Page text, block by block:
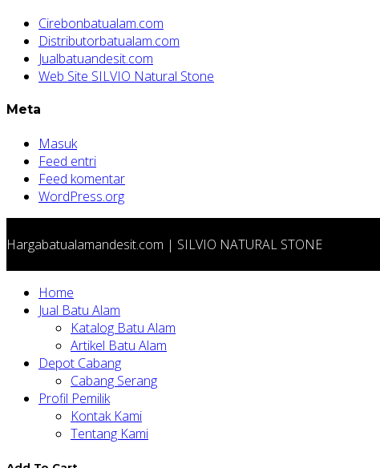
Cirebonbatualam.com
Distributorbatualam.com
Jualbatuandesit.com
Web Site SILVIO Natural Stone
Meta
Masuk
Feed entri
Feed komentar
WordPress.org
Hargabatualamandesit.com | SILVIO NATURAL STONE
Home
Jual Batu Alam
Katalog Batu Alam
Artikel Batu Alam
Depot Cabang
Cabang Serang
Profil Pemilik
Kontak Kami
Tentang Kami